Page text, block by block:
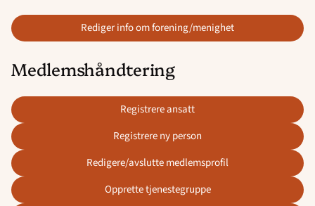
rediger info om forening/menighet
Medlemshåndtering
registrere ansatt
registrere ny person
redigere/avslutte medlemsprofil
opprette tjenestegruppe